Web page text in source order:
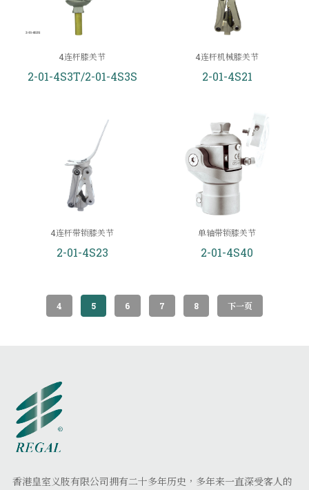
4连杆膝关节
2-01-4S3T/2-01-4S3S
4连杆机械膝关节
2-01-4S21
4连杆带锁膝关节
2-01-4S23
单轴带锁膝关节
2-01-4S40
4 5 6 7 8 下一页
香港皇室义肢有限公司拥有二十多年历史，多年来一直深受客人的